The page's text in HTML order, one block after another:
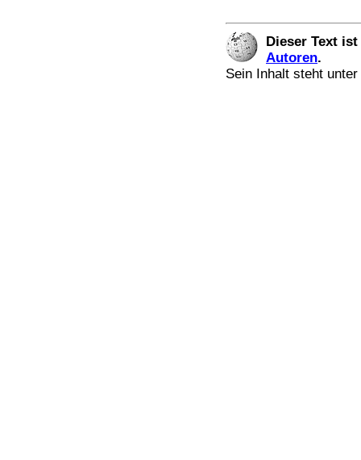
Dieser Text
Autoren.
Sein Inhalt steht